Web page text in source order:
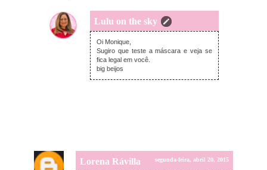
Lulu on the sky
segunda-feira, abril 20, 2015
Oi Monique,
Sugiro que teste a máscara e veja se
fica legal em você.
big beijos
Lorena Rávilla segunda-feira, abril 20, 2015